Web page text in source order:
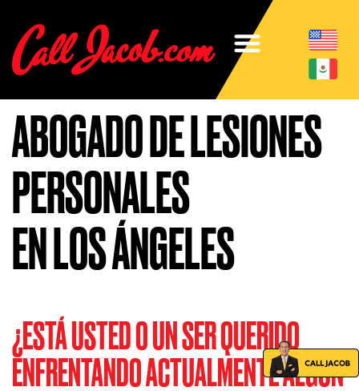
ABOGADO DE LESIONES
PERSONALES
EN LOS ÁNGELES
¿ESTÁ USTED O UN SER QUERIDO
ENFRENTANDO ACTUALMENTE ALGÚN